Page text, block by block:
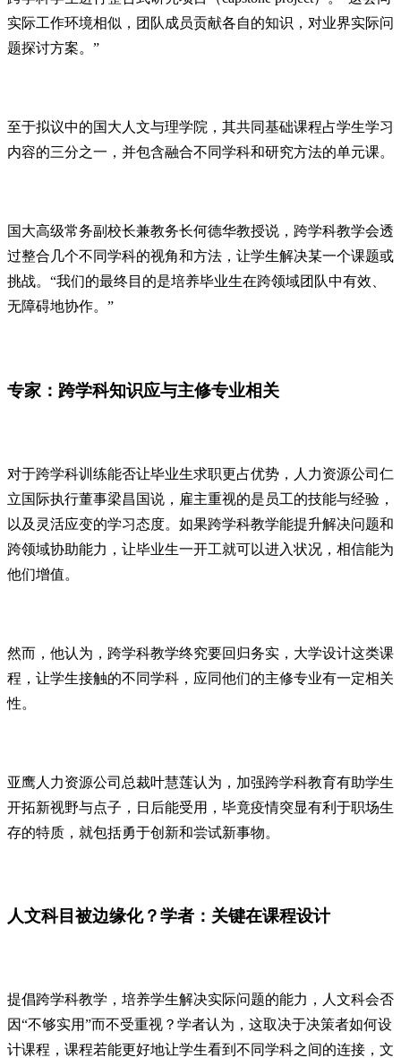
实际工作环境相似，团队成员贡献各自的知识，对业界实际问
题探讨方案。”
至于拟议中的国大人文与理学院，其共同基础课程占学生学习
内容的三分之一，并包含融合不同学科和研究方法的单元课。
国大高级常务副校长兼教务长何德华教授说，跨学科教学会透
过整合几个不同学科的视角和方法，让学生解决某一个课题或
挑战。“我们的最终目的是培养毕业生在跨领域团队中有效、
无障碍地协作。”
专家：跨学科知识应与主修专业相关
对于跨学科训练能否让毕业生求职更占优势，人力资源公司仁
立国际执行董事梁昌国说，雇主重视的是员工的技能与经验，
以及灵活应变的学习态度。如果跨学科教学能提升解决问题和
跨领域协助能力，让毕业生一开工就可以进入状况，相信能为
他们增值。
然而，他认为，跨学科教学终究要回归务实，大学设计这类课
程，让学生接触的不同学科，应同他们的主修专业有一定相关
性。
亚鹰人力资源公司总裁叶慧莲认为，加强跨学科教育有助学生
开拓新视野与点子，日后能受用，毕竟疫情突显有利于职场生
存的特质，就包括勇于创新和尝试新事物。
人文科目被边缘化？学者：关键在课程设计
提倡跨学科教学，培养学生解决实际问题的能力，人文科会否
因“不够实用”而不受重视？学者认为，这取决于决策者如何设
计课程，课程若能更好地让学生看到不同学科之间的连接，文